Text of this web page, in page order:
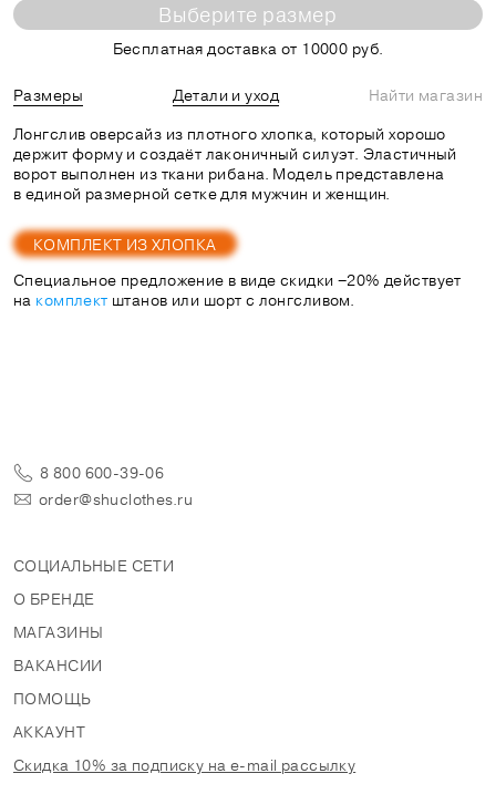
Выберите размер
Бесплатная доставка от 10000 руб.
Размеры Детали и уход
Найти магазин
Лонгслив оверсайз из плотного хлопка, который хорошо
держит форму и создаёт лаконичный силуэт. Эластичный
ворот выполнен из ткани рибана. Модель представлена
в единой размерной сетке для мужчин и женщин.
КОМПЛЕКТ ИЗ ХЛОПКА
Специальное предложение в виде скидки −20% действует
на комплект штанов или шорт с лонгсливом.
8 800 600-39-06
order@shuclothes.ru
СОЦИАЛЬНЫЕ СЕТИ
О БРЕНДЕ
МАГАЗИНЫ
ВАКАНСИИ
ПОМОЩЬ
АККАУНТ
Скидка 10% за подписку на e-mail рассылку